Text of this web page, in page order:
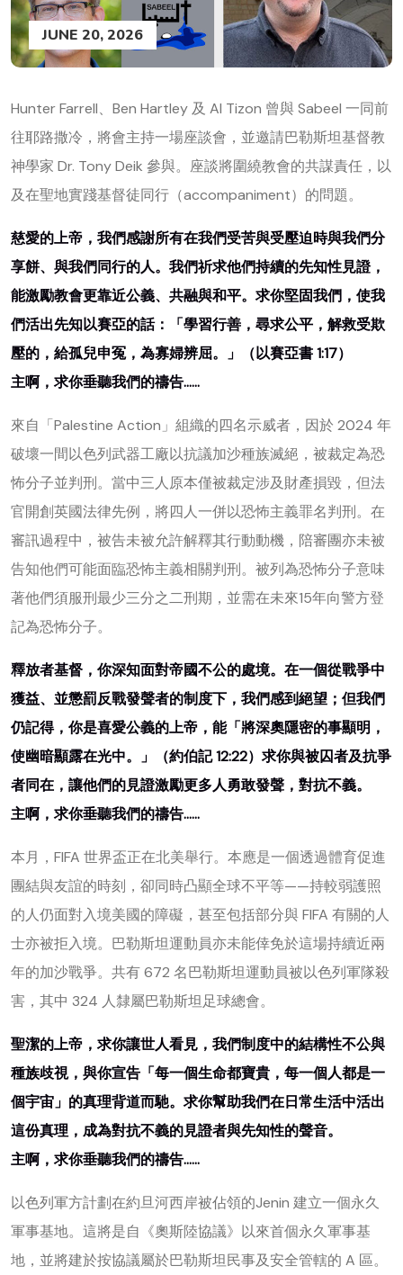
JUNE 20, 2026
Hunter Farrell、Ben Hartley 及 Al Tizon 曾與 Sabeel 一同前
往耶路撒冷，將會主持一場座談會，並邀請巴勒斯坦基督教
神學家 Dr. Tony Deik 參與。座談將圍繞教會的共謀責任，以
及在聖地實踐基督徒同行（accompaniment）的問題。
慈愛的上帝，我們感謝所有在我們受苦與受壓迫時與我們分
享餅、與我們同行的人。我們祈求他們持續的先知性見證，
能激勵教會更靠近公義、共融與和平。求你堅固我們，使我
們活出先知以賽亞的話：「學習行善，尋求公平，解救受欺
壓的，給孤兒申冤，為寡婦辨屈。」（以賽亞書 1:17）
主啊，求你垂聽我們的禱告……
來自「Palestine Action」組織的四名示威者，因於 2024 年
破壞一間以色列武器工廠以抗議加沙種族滅絕，被裁定為恐
怖分子並判刑。當中三人原本僅被裁定涉及財產損毀，但法
官開創英國法律先例，將四人一併以恐怖主義罪名判刑。在
審訊過程中，被告未被允許解釋其行動動機，陪審團亦未被
告知他們可能面臨恐怖主義相關判刑。被列為恐怖分子意味
著他們須服刑最少三分之二刑期，並需在未來15年向警方登
記為恐怖分子。
釋放者基督，你深知面對帝國不公的處境。在一個從戰爭中
獲益、並懲罰反戰發聲者的制度下，我們感到絕望；但我們
仍記得，你是喜愛公義的上帝，能「將深奧隱密的事顯明，
使幽暗顯露在光中。」（約伯記 12:22）求你與被囚者及抗爭
者同在，讓他們的見證激勵更多人勇敢發聲，對抗不義。
主啊，求你垂聽我們的禱告……
本月，FIFA 世界盃正在北美舉行。本應是一個透過體育促進
團結與友誼的時刻，卻同時凸顯全球不平等——持較弱護照
的人仍面對入境美國的障礙，甚至包括部分與 FIFA 有關的人
士亦被拒入境。巴勒斯坦運動員亦未能倖免於這場持續近兩
年的加沙戰爭。共有 672 名巴勒斯坦運動員被以色列軍隊殺
害，其中 324 人隸屬巴勒斯坦足球總會。
聖潔的上帝，求你讓世人看見，我們制度中的結構性不公與
種族歧視，與你宣告「每一個生命都寶貴，每一個人都是一
個宇宙」的真理背道而馳。求你幫助我們在日常生活中活出
這份真理，成為對抗不義的見證者與先知性的聲音。
主啊，求你垂聽我們的禱告……
以色列軍方計劃在約旦河西岸被佔領的Jenin 建立一個永久
軍事基地。這將是自《奧斯陸協議》以來首個永久軍事基
地，並將建於按協議屬於巴勒斯坦民事及安全管轄的 A 區。